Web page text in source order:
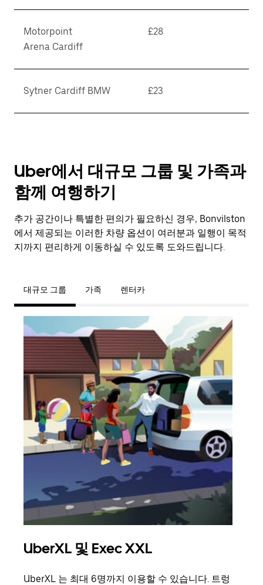
Motorpoint
Arena Cardiff
£28
Sytner Cardiff BMW £23
Uber에서 대규모 그룹 및 가족과
함께 여행하기
추가 공간이나 특별한 편의가 필요하신 경우, Bonvilston
에서 제공되는 이러한 차량 옵션이 여러분과 일행이 목적
지까지 편리하게 이동하실 수 있도록 도와드립니다.
대규모 그룹 가족 렌터카
UberXL 및 Exec XXL
UberXL 는 최대 6명까지 이용할 수 있습니다. 트렁